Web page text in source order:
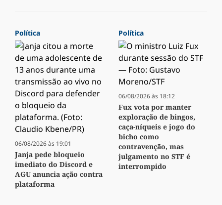
Política
06/08/2026 às 19:01
Janja pede bloqueio
imediato do Discord e
AGU anuncia ação contra
plataforma
Política
06/08/2026 às 18:12
Fux vota por manter
exploração de bingos,
caça-níqueis e jogo do
bicho como
contravenção, mas
julgamento no STF é
interrompido